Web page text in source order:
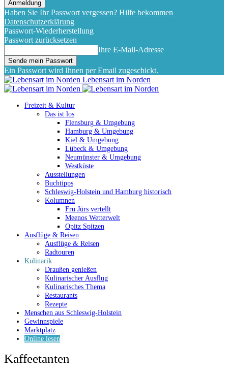
Haben Sie Ihr Passwort vergessen? Hilfe bekommen
Datenschutzerklärung
Passwort-Wiederherstellung
Passwort zurücksetzen
Ihre E-Mail-Adresse
Ein Passwort wird Ihnen per Email zugeschickt.
Lebensart im Norden
Freizeit & Kultur
Das ist los
Flensburg & Umgebung
Hamburg & Umgebung
Kiel & Umgebung
Lübeck & Umgebung
Neumünster & Umgebung
Westküste
Ausstellungen
Buchtipps
Schleswig-Holstein und Hamburg historisch
Kolumnen
Fru Jürs vertellt
Meenos Wetterwelt
Opitz Spitzen
Ausflüge & Reisen
Ausflüge & Reisen
Radtouren
Kulinarik
Draußen genießen
Kulinarischer Ausflug
Kulinarisches Thema
Restaurants
Rezepte
Menschen aus Schleswig-Holstein
Gewinnspiele
Marktplatz
Online lesen
Kaffeetanten